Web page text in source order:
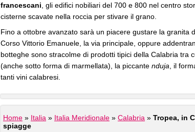
francescani , gli edifici nobiliari del 700 e 800 nel centro
cisterne scavate nella roccia per stivare il grano.
Fino a ottobre avanzato sarà un piacere gustare la granita
Corso Vittorio Emanuele, la via principale, oppure
botteghe sono stracolme di prodotti tipici della Calabria tra
(anche sotto forma di marmellata), la piccante nduja , il
tanti vini calabresi.
Home » Italia » Italia Meridionale » Calabria » Tropea, in
spiagge